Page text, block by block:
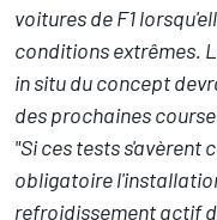
voitures de F1
conditions extrêmes.
in situ du concept
des prochaines
"Si ces tests s'avèrent
obligatoire
refroidissement actif